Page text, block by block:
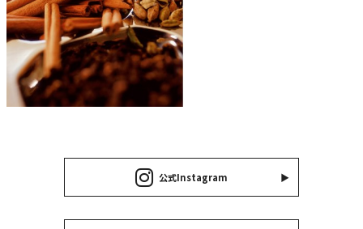
公式Instagram